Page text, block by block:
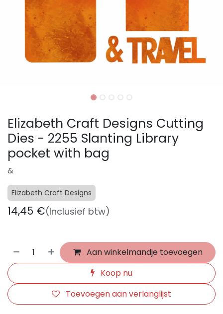
Elizabeth Craft Designs Cutting
Dies - 2255 Slanting Library
pocket with bag
&
Elizabeth Craft Designs
14,45 €(Inclusief btw)
Aan winkelmandje toevoegen
Koop nu
Toevoegen aan verlanglijst